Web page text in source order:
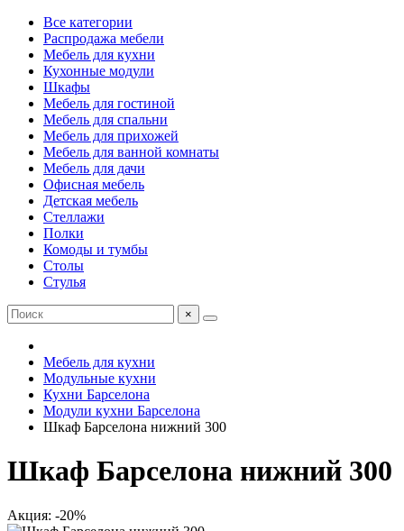
Все категории
Распродажа мебели
Мебель для кухни
Кухонные модули
Шкафы
Мебель для гостиной
Мебель для спальни
Мебель для прихожей
Мебель для ванной комнаты
Мебель для дачи
Офисная мебель
Детская мебель
Стеллажи
Полки
Комоды и тумбы
Столы
Стулья
×
Мебель для кухни
Модульные кухни
Кухни Барселона
Модули кухни Барселона
Шкаф Барселона нижний 300
Шкаф Барселона нижний 300
Акция: -20%